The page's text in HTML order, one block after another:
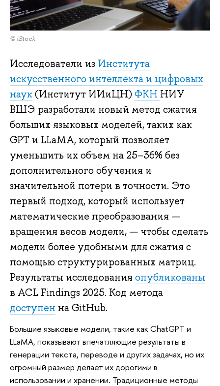
© iStock
Исследователи из Института
искусственного интеллекта и цифровых
наук(Институт ИИиЦН)ФКН НИУ
ВШЭ разработали новый метод сжатия
больших языковых моделей, таких как
GPT и LLaMA, который позволяет
уменьшить их объем на 25–36% без
дополнительного обучения и
значительной потери в точности. Это
первый подход, который использует
математические преобразования —
вращения весов модели, — чтобы сделать
модели более удобными для сжатия с
помощью структурированных матриц.
Результаты исследования опубликованы
в ACL Findings 2025. Код метода
доступен на GitHub.
Большие языковые модели, такие как ChatGPT и
LLaMA, показывают впечатляющие результаты в
генерации текста, переводе и других задачах, но их
огромный размер делает их дорогими в
использовании и хранении. Традиционные методы